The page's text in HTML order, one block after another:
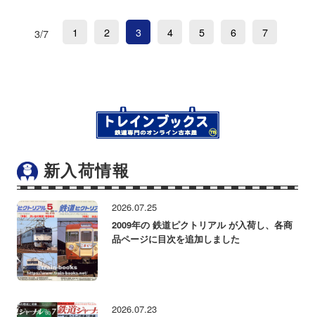
3/7 1 2 3 4 5 6 7
新入荷情報
2026.07.25
2009年の 鉄道ピクトリアル が入荷し、各商
品ページに目次を追加しました
2026.07.23